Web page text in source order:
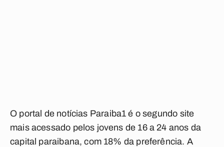
O portal de notícias Paraiba1 é o segundo site
mais acessado pelos jovens de 16 a 24 anos da
capital paraibana, com 18% da preferência. A